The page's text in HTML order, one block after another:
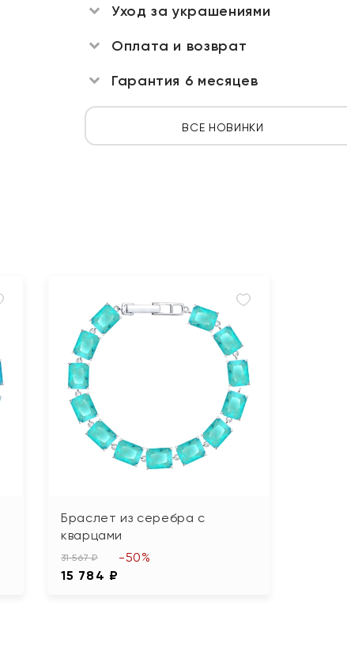
Уход за украшениями
Оплата и возврат
Гарантия 6 месяцев
ВСЕ НОВИНКИ
Браслет из серебра с
кварцами
31 567 ₽
15 784 ₽
-50%